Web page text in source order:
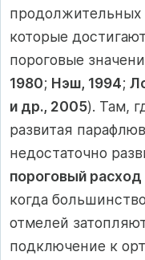
которые
пороговые
1980; Нэш, 1994;
и др., 2005). Там,
развитая
недостаточно
пороговый
когда
отмелей
подключение к